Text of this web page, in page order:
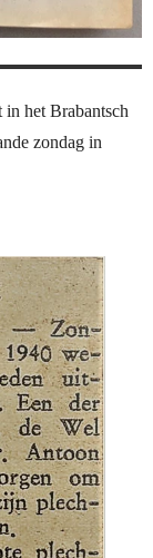
het Brabantsch
zondag in